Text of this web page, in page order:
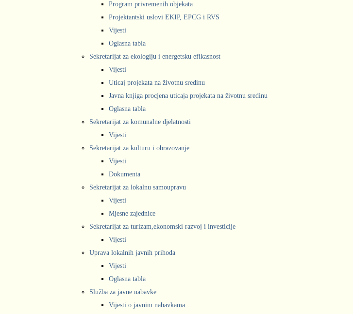
Program privremenih objekata
Projektantski uslovi EKIP, EPCG i RVS
Vijesti
Oglasna tabla
Sekretarijat za ekologiju i energetsku efikasnost
Vijesti
Uticaj projekata na životnu sredinu
Javna knjiga procjena uticaja projekata na životnu sredinu
Oglasna tabla
Sekretarijat za komunalne djelatnosti
Vijesti
Sekretarijat za kulturu i obrazovanje
Vijesti
Dokumenta
Sekretarijat za lokalnu samoupravu
Vijesti
Mjesne zajednice
Sekretarijat za turizam,ekonomski razvoj i investicije
Vijesti
Uprava lokalnih javnih prihoda
Vijesti
Oglasna tabla
Služba za javne nabavke
Vijesti o javnim nabavkama